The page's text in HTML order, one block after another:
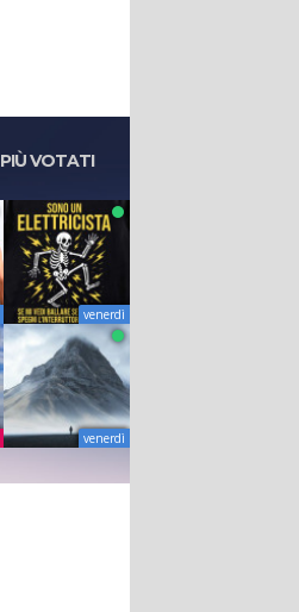
PIÙ VOTATI
venerdì
venerdì